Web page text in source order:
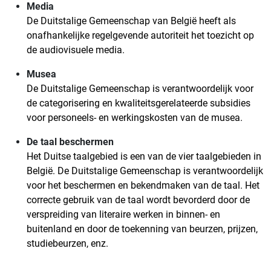
Media
De Duitstalige Gemeenschap van België heeft als
onafhankelijke regelgevende autoriteit het toezicht op
de audiovisuele media.
Musea
De Duitstalige Gemeenschap is verantwoordelijk voor
de categorisering en kwaliteitsgerelateerde subsidies
voor personeels- en werkingskosten van de musea.
De taal beschermen
Het Duitse taalgebied is een van de vier taalgebieden in
België. De Duitstalige Gemeenschap is verantwoordelijk
voor het beschermen en bekendmaken van de taal. Het
correcte gebruik van de taal wordt bevorderd door de
verspreiding van literaire werken in binnen- en
buitenland en door de toekenning van beurzen, prijzen,
studiebeurzen, enz.